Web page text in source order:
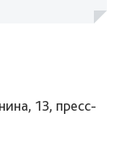
13, пресс-